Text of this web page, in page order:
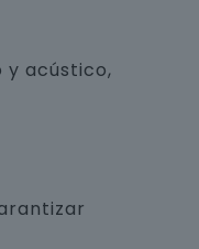
y acústico,